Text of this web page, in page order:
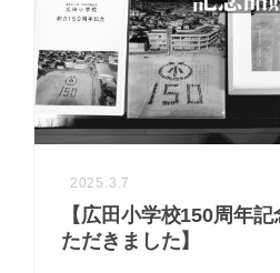
2025.3.7
【広田小学校150周年
ただきました】